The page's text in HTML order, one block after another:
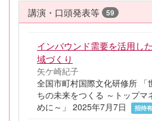
講演・口頭発表等 59
インバウンド需要を活用し
域づくり
矢ケ崎紀子
全国市町村国際文化研修所 「
ちの未来をつくる ～トップマ
めに～」 2025年7月7日
招待